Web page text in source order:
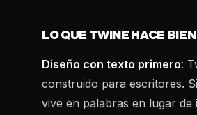
LO QUE TWINE HACE BIEN
Diseño con texto primero:
construido para escritores.
vive en palabras en lugar de